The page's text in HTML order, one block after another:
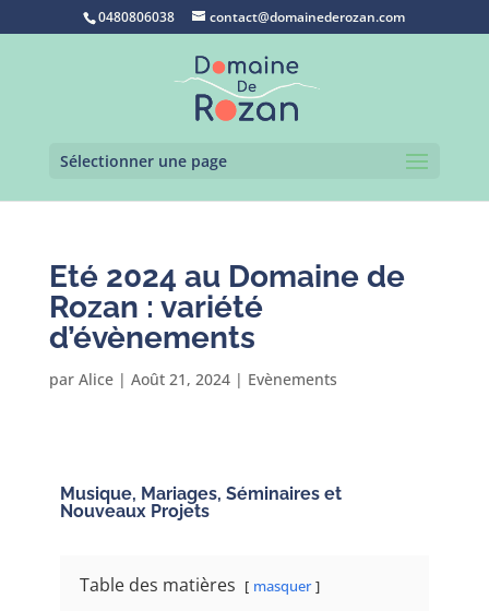
0480806038 contact@domainederozan.com
Sélectionner une page
Eté 2024 au Domaine de
Rozan : variété
d’évènements
par Alice| Août 21, 2024| Evènements
Musique, Mariages, Séminaires et
Nouveaux Projets
Table des matières masquer